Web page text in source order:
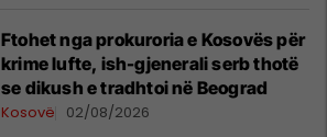
Ftohet nga prokuroria e Kosovës për
krime lufte, ish-gjenerali serb thotë
se dikush e tradhtoi në Beograd
Kosovë 02/08/2026